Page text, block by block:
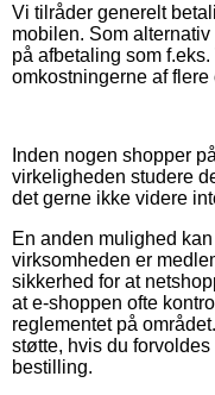
Vi tilråder generelt
mobilen. Som
på afbetaling som
omkostningerne af flere
Inden nogen shopper
virkeligheden studere
det gerne ikke videre
En anden mulighed
virksomheden er
sikkerhed for at
at e-shoppen ofte
reglementet på
støtte, hvis du
bestilling.